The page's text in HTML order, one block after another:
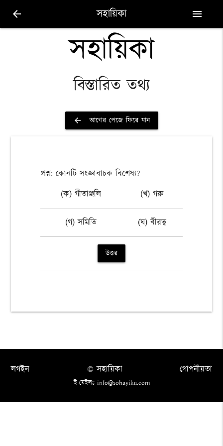
arrow_back সহায়িকা menu
সহায়িকা
বিস্তারিত তথ্য
arrow_back আগের পেজে ফিরে যান
প্রশ্ন: কোনটি সংজ্ঞাবাচক বিশেষ্য?
(ক) গীতাঞ্জলি
(খ) গরু
(গ) সমিতি (ঘ) বীরত্ব
উত্তর
লগইন গোপনীয়তা
© সহায়িকা
ই-মেইলঃ info@sohayika.com